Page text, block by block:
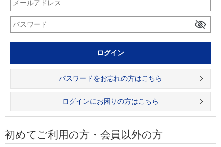
パスワードをお忘れの方はこちら
ログインにお困りの方はこちら
初めてご利用の方・会員以外の方